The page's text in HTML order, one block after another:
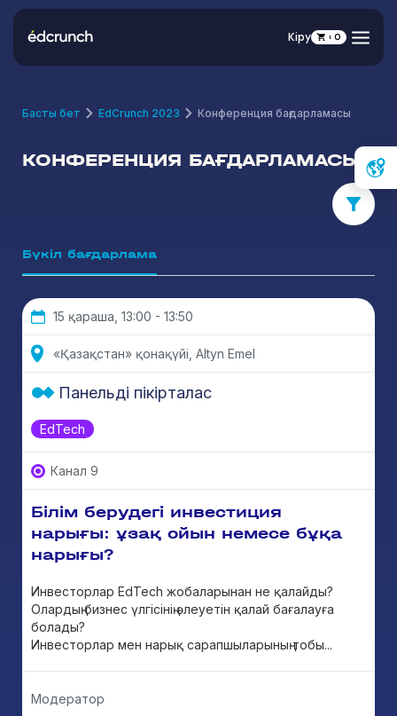
Кіру 0
Басты бет EdCrunch 2023 Конференция бағдарламасы
КОНФЕРЕНЦИЯ БАҒДАРЛАМАСЫ
Бүкіл бағдарлама
15 қараша, 13:00 - 13:50
«Қазақ­стан» қонақүйi, Altyn Emel
EdTech
Панельді пікірталас
Канал 9
Білім берудегі инвестиция
нарығы: ұзақ ойын немесе бұқа
нарығы?
Инвесторлар EdTech жобаларынан не қалайды?
Олардың бизнес үлгісінің әлеуетін қалай бағалауға
болады?
Инвесторлар мен нарық сарапшыларының тобы...
Модератор